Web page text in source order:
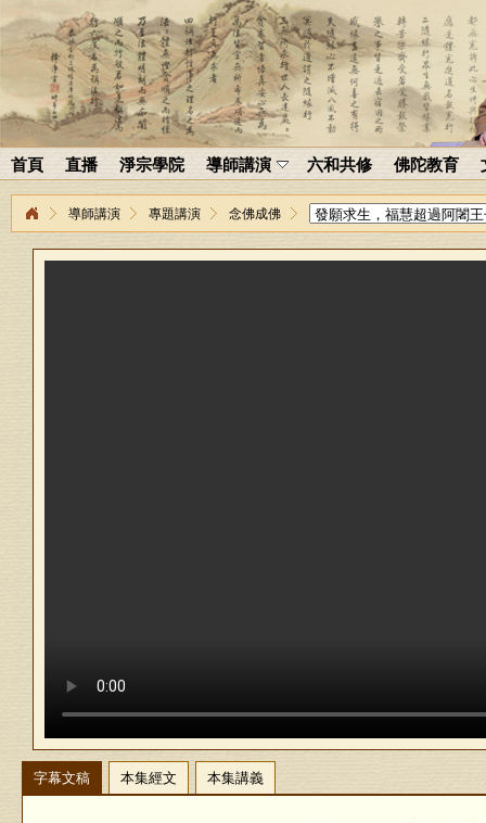
首頁 直播 淨宗學院 導師講演 六和共修 佛陀教育
導師講演 專題講演 念佛成佛
字幕文稿 本集經文 本集講義